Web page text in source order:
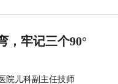
，牢记三个90°
院儿科副主任技师